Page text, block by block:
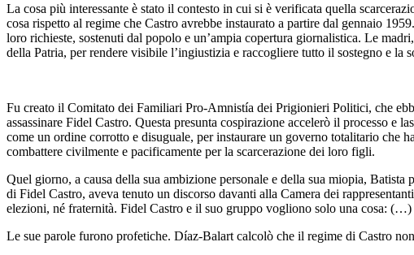
La cosa più interessante è stato il contesto in cui si è verificata quella
cosa rispetto al regime che Castro avrebbe instaurato a partire dal gennaio
loro richieste, sostenuti dal popolo e un’ampia copertura giornalistica. Le
della Patria, per rendere visibile l’ingiustizia e raccogliere tutto il sostegno e la
Fu creato il Comitato dei Familiari Pro-Amnistía dei Prigionieri Politici, che
assassinare Fidel Castro. Questa presunta cospirazione accelerò il processo
come un ordine corrotto e disuguale, per instaurare un governo totalitario
combattere civilmente e pacificamente per la scarcerazione dei loro figli.
Quel giorno, a causa della sua ambizione personale e della sua miopia,
di Fidel Castro, aveva tenuto un discorso davanti alla Camera dei
elezioni, né fraternità. Fidel Castro e il suo gruppo vogliono solo una cosa:
Le sue parole furono profetiche. Díaz-Balart calcolò che il regime di Castro